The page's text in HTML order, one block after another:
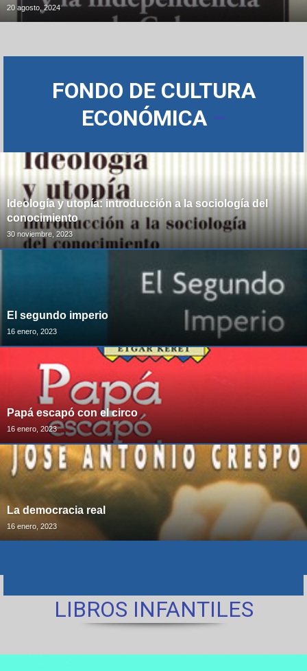
20 agosto, 2024
FONDO DE CULTURA
ECONÓMICA
Ideología y utopía: introducción a la sociología del
conocimiento
30 noviembre, 2023
El segundo imperio
16 enero, 2023
Papá escapó con el circo
16 enero, 2023
La democracia real
16 enero, 2023
LIBROS INFANTILES